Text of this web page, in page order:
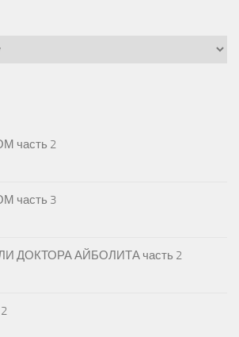
часть 2
часть 3
ДОКТОРА АЙБОЛИТА часть 2